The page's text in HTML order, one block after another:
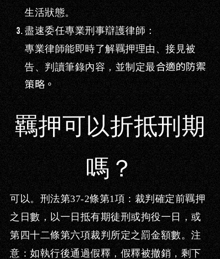
生活狀態。
盡速委任專業刑事辯護律師：
專業律師能即時了解羈押理由、接見被
告、判讀筆錄內容，並制定最合適的防禦
策略。
羈押可以折抵刑期
嗎？
可以。刑法第37-2條第1項：裁判確定前羈押
之日數，以一日抵有期徒刑或拘役一日，或
第四十二條第六項裁判所定之罰金額數。注
意：如執行後通過假釋，假釋被撤銷，剩下